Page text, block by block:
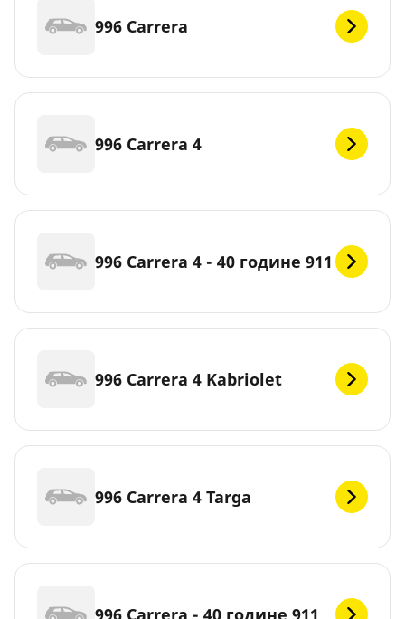
996 Carrera
996 Carrera 4
996 Carrera 4 - 40 године 911
996 Carrera 4 Kabriolet
996 Carrera 4 Targa
996 Carrera - 40 године 911